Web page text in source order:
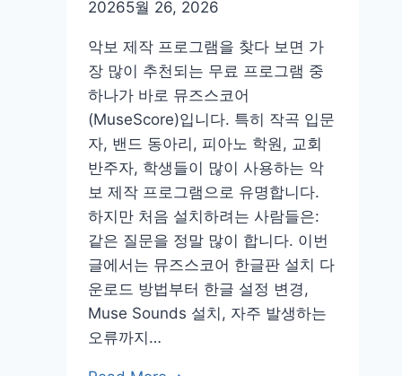
보
곳
ott
어
디
서
방
송
채
널
실
시
간
20265월 26, 2026
악보 제작 프로그램을 찾다 보면 가
장 많이 추천되는 무료 프로그램 중
하나가 바로 뮤즈스코어
(MuseScore)입니다. 특히 작곡 입문
자, 밴드 동아리, 피아노 학원, 교회
반주자, 학생들이 많이 사용하는 악
보 제작 프로그램으로 유명합니다.
하지만 처음 설치하려는 사람들은:
같은 질문을 정말 많이 합니다. 이번
글에서는 뮤즈스코어 한글판 설치 다
운로드 방법부터 한글 설정 변경,
Muse Sounds 설치, 자주 발생하는
오류까지…